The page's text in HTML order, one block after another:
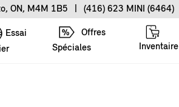
ON, M4M 1B5 (416) 623 MINI (6464)
Essai
Offres
Spéciales
Inventaire